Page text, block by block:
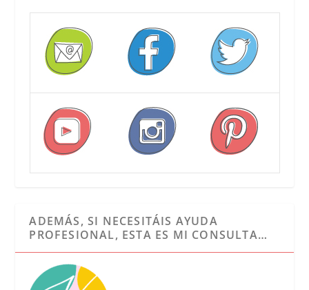
ADEMÁS, SI NECESITÁIS AYUDA
PROFESIONAL, ESTA ES MI CONSULTA…